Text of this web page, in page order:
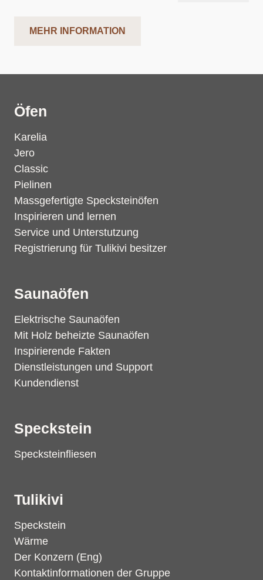
MEHR INFORMATION
Öfen
Karelia
Jero
Classic
Pielinen
Massgefertigte Specksteinöfen
Inspirieren und lernen
Service und Unterstutzung
Registrierung für Tulikivi besitzer
Saunaöfen
Elektrische Saunaöfen
Mit Holz beheizte Saunaöfen
Inspirierende Fakten
Dienstleistungen und Support
Kundendienst
Speckstein
Specksteinfliesen
Tulikivi
Speckstein
Wärme
Der Konzern (Eng)
Kontaktinformationen der Gruppe